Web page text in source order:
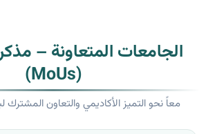
الجامعات المتعاونة –
(MoUs)
معاً نحو التميز الأكاديمي والتعاون